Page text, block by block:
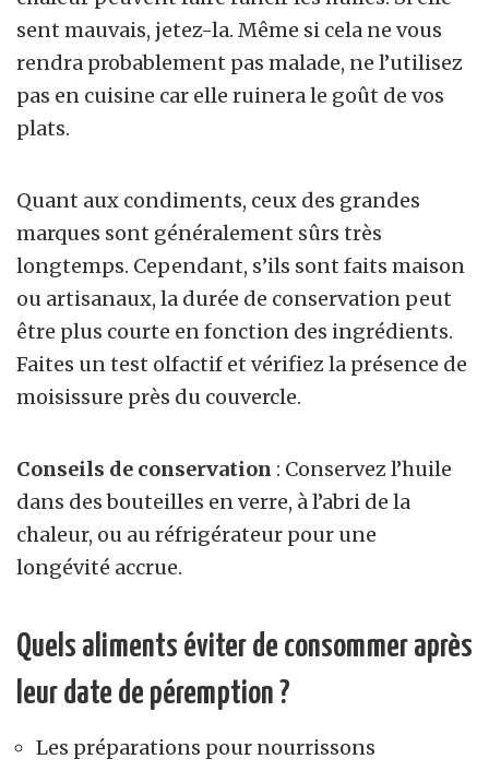
sent mauvais, jetez-la. Même si cela ne vous
rendra probablement pas malade, ne l’utilisez
pas en cuisine car elle ruinera le goût de vos
plats.
Quant aux condiments, ceux des grandes
marques sont généralement sûrs très
longtemps. Cependant, s’ils sont faits maison
ou artisanaux, la durée de conservation peut
être plus courte en fonction des ingrédients.
Faites un test olfactif et vérifiez la présence de
moisissure près du couvercle.
Conseils de conservation : Conservez l’huile
dans des bouteilles en verre, à l’abri de la
chaleur, ou au réfrigérateur pour une
longévité accrue.
Quels aliments éviter de consommer après
leur date de péremption ?
Les préparations pour nourrissons